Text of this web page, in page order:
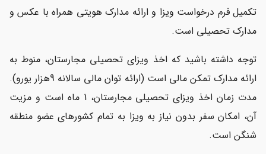
تکمیل فرم درخواست ویزا و ارائه مدارک هویتی همراه با عکس و
مدارک تحصیلی است.
توجه داشته باشید که اخذ ویزای تحصیلی مجارستان، منوط به
ارائه مدارک تمکن مالی است (ارائه توان مالی سالانه 9هزار یورو).
مدت زمان اخذ ویزای تحصیلی مجارستان، 1 ماه است و مزیت
آن، امکان سفر بدون نیاز به ویزا به تمام کشورهای عضو منطقه
شنگن است.